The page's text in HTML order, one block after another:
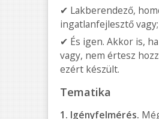
✔ Lakberendező,
ingatlanfejlesztő vagy;
✔ És igen. Akkor is,
vagy, nem értesz
ezért készült.
Tematika
1. Igényfelmérés.